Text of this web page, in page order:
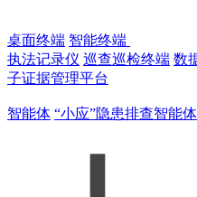
桌面终端 智能终端
执法记录仪 巡查巡检终端 数
子证据管理平台
智能体 “小应”隐患排查智能